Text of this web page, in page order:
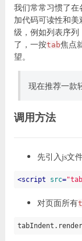
            r =
          }
else
            })
          }
        });
      }
})(jQuery);
我们常常习惯了
加代码可读性和美
级，例如列表序
了，一按tab焦点
望。
现在推荐一款
调用方法
先引入js文
<script src=
对页面所有